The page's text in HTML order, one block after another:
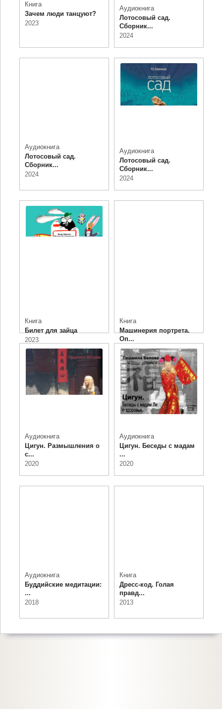
Книга
Зачем люди танцуют?
2023
Аудиокнига
Лотосовый сад.
Сборник...
2024
Аудиокнига
Лотосовый сад.
Сборник...
2024
Аудиокнига
Лотосовый сад.
Сборник...
2024
Книга
Билет для зайца
2023
Книга
Машинерия портрета.
Оп...
2020
Аудиокнига
Цигун. Размышления о
с...
2020
Аудиокнига
Цигун. Беседы с мадам
...
2020
Аудиокнига
Буддийские медитации:
...
2018
Книга
Дресс-код. Голая
правд...
2013